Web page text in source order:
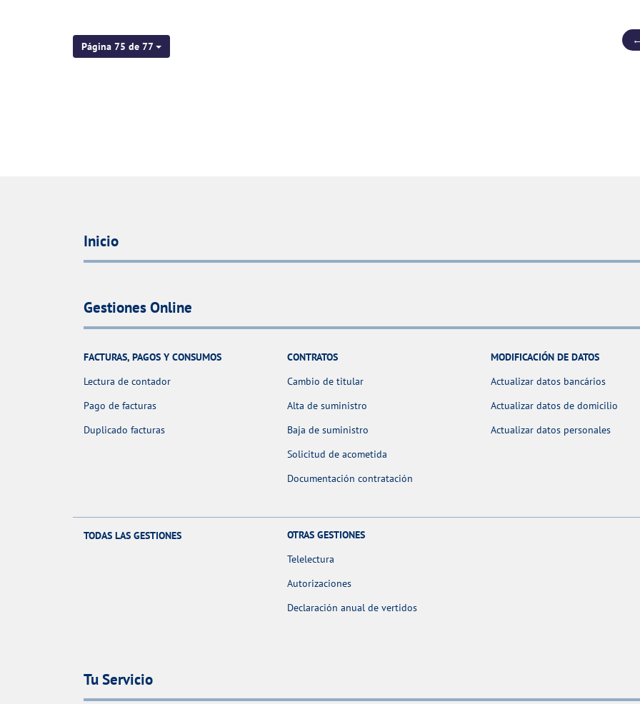
Página 75 de 77
Inicio
Gestiones Online
FACTURAS, PAGOS Y CONSUMOS
Lectura de contador
Pago de facturas
Duplicado facturas
CONTRATOS
Cambio de titular
Alta de suministro
Baja de suministro
Solicitud de acometida
Documentación contratación
MODIFICACIÓN DE DATOS
Actualizar datos bancários
Actualizar datos de domicilio
Actualizar datos personales
TODAS LAS GESTIONES
OTRAS GESTIONES
Telelectura
Autorizaciones
Declaración anual de vertidos
Tu Servicio